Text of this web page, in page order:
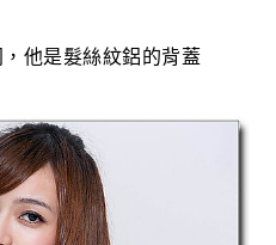
他是髮絲紋鋁的背蓋